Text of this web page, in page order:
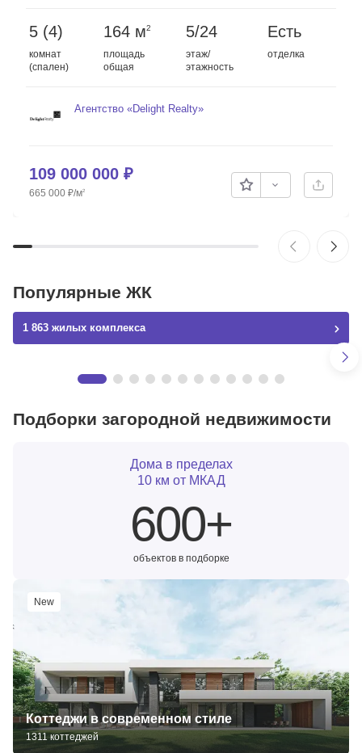
5 (4)
комнат
(спален)
164 м2
площадь
общая
5/24
этаж/
этажность
Есть
отделка
Агентство «Delight Realty»
109 000 000 ₽
665 000 ₽/м2
Популярные ЖК
1 863 жилых комплекса
Вся элитная недвижимость Москвы и МО
Подборки загородной недвижимости
Дома в пределах
10 км от МКАД
600+
объектов в подборке
New
Коттеджи в современном стиле
1311 коттеджей